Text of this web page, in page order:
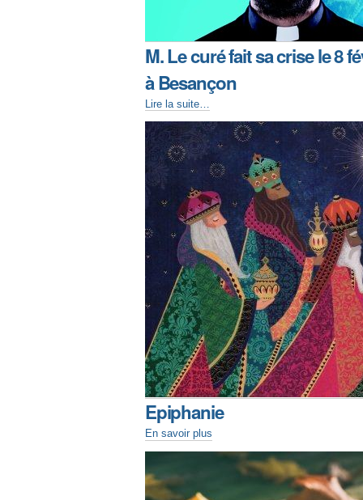
M. Le curé fait sa crise le 8
à Besançon
Lire la suite…
Epiphanie
En savoir plus